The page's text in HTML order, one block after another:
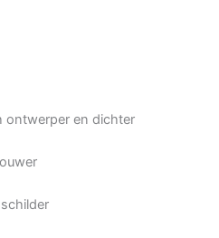
ontwerper en dichter